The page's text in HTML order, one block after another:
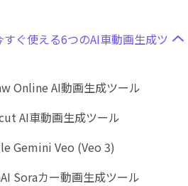
すぐ使える6つのAI車動画生成ツ
Online AI動画生成ツール
AI車動画生成ツール
Gemini Veo (Veo 3)
Soraカー動画生成ツール